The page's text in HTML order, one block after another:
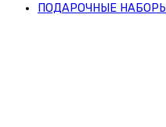
ПОДАРОЧНЫЕ НАБОРЫ